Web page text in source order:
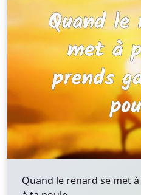
Quand le renard se met